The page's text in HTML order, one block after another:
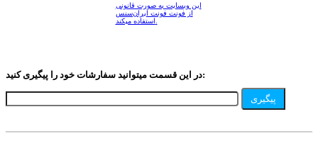
این وبسایت به صورت قانونی
از فونت فونت ایران‌سنس
در این قسمت میتوانید سفارشات خود را پیگیری کنید:
پیگیری